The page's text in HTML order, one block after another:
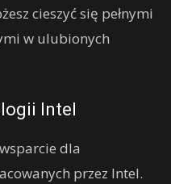
cieszyć się pełnymi
w ulubionych
Intel
dla
przez Intel.